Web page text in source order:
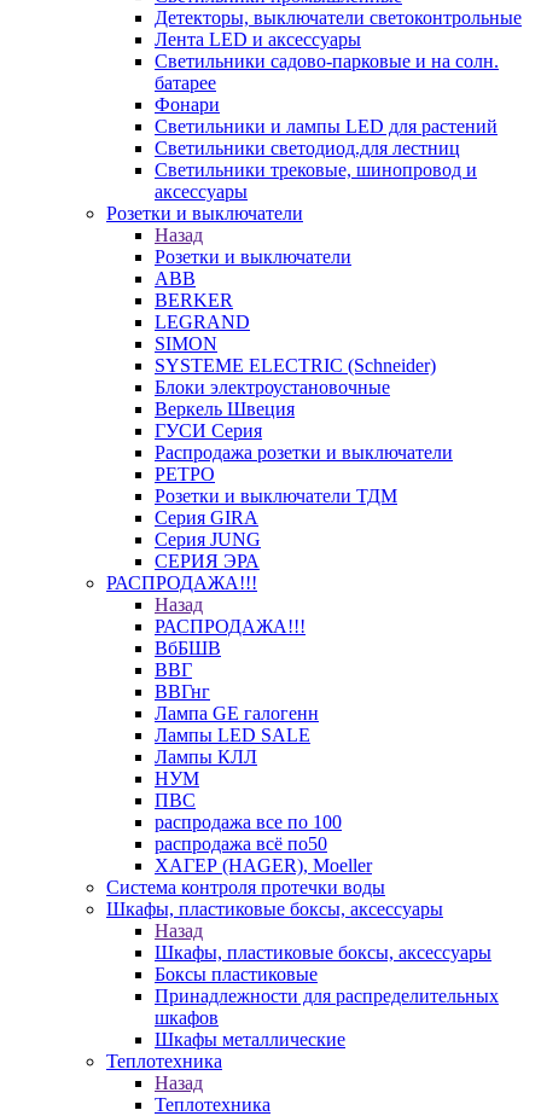
Детекторы, выключатели светоконтрольные
Лента LED и аксессуары
Светильники садово-парковые и на солн.
батарее
Фонари
Светильники и лампы LED для растений
Светильники светодиод.для лестниц
Светильники трековые, шинопровод и
аксессуары
Розетки и выключатели
Назад
Розетки и выключатели
ABB
BERKER
LEGRAND
SIMON
SYSTEME ELECTRIC (Schneider)
Блоки электроустановочные
Веркель Швеция
ГУСИ Серия
Распродажа розетки и выключатели
РЕТРО
Розетки и выключатели ТДМ
Серия GIRA
Серия JUNG
СЕРИЯ ЭРА
РАСПРОДАЖА!!!
Назад
РАСПРОДАЖА!!!
ВбБШВ
ВВГ
ВВГнг
Лампа GE галогенн
Лампы LED SALE
Лампы КЛЛ
НУМ
ПВС
распродажа все по 100
распродажа всё по50
ХАГЕР (HAGER), Moeller
Система контроля протечки воды
Шкафы, пластиковые боксы, аксессуары
Назад
Шкафы, пластиковые боксы, аксессуары
Боксы пластиковые
Принадлежности для распределительных
шкафов
Шкафы металлические
Теплотехника
Назад
Теплотехника